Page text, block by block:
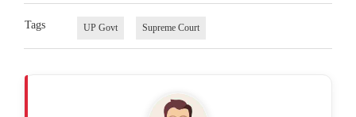
Tags UP Govt Supreme Court